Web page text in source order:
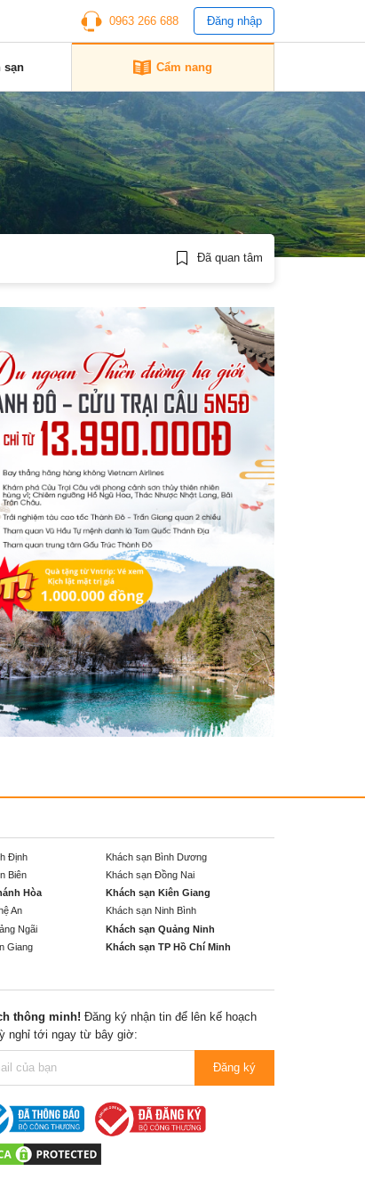
0963 266 688 Đăng nhập
sạn Cẩm nang
Đã quan tâm
Định
Khách sạn Bình Dương
Biên
Khách sạn Đồng Nai
Hòa
Khách sạn Kiên Giang
An
Khách sạn Ninh Bình
Ngãi
Khách sạn Quảng Ninh
Giang
Khách sạn TP Hồ Chí Minh
thông minh! Đăng ký nhận tin để lên kế hoạch
nghỉ tới ngay từ bây giờ:
Đăng ký